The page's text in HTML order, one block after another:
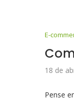
E-
18 de
Pense